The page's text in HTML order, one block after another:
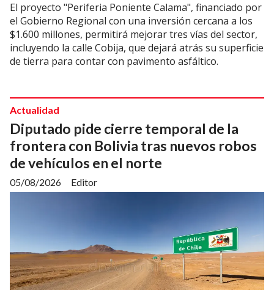
El proyecto "Periferia Poniente Calama", financiado por
el Gobierno Regional con una inversión cercana a los
$1.600 millones, permitirá mejorar tres vías del sector,
incluyendo la calle Cobija, que dejará atrás su superficie
de tierra para contar con pavimento asfáltico.
Diputado pide cierre temporal de la
frontera con Bolivia tras nuevos robos
de vehículos en el norte
Editor
Actualidad
05/08/2026